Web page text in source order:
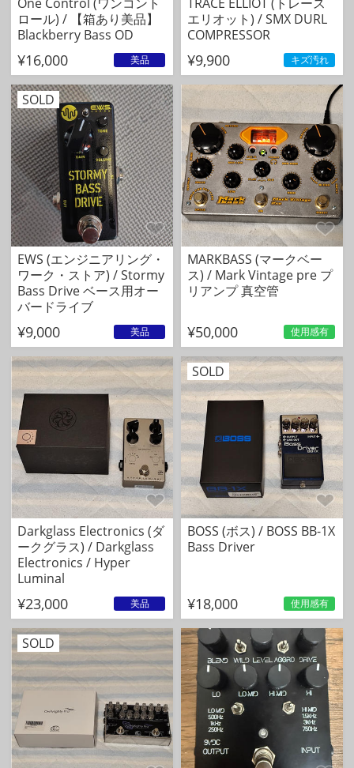
ロール) / 【箱あり美品】
Blackberry Bass OD
¥16,000 美品
エリオット) / SMX DURL
COMPRESSOR
¥9,900 キズ汚れ
SOLD
EWS (エンジニアリング・
ワーク・ストア) / Stormy
Bass Drive ベース用オー
バードライブ
¥9,000 美品
MARKBASS (マークベー
ス) / Mark Vintage pre プ
リアンプ 真空管
¥50,000 使用感有
Darkglass Electronics (ダ
ークグラス) / Darkglass
Electronics / Hyper
Luminal
¥23,000 美品
SOLD
BOSS (ボス) / BOSS BB-1X
Bass Driver
¥18,000 使用感有
SOLD